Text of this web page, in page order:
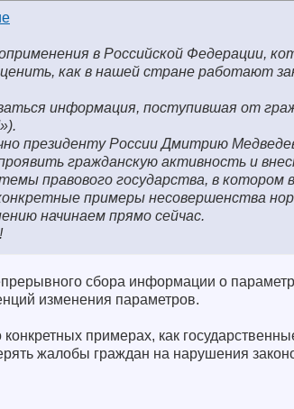
в Российской Федерации,
как в нашей стране работают
информация, поступившая от
президенту России Дмитрию
гражданскую активность и
правового государства, в котором
примеры несовершенства
начинаем прямо сейчас.
сбора информации о
изменения параметров.
примерах, как
жалобы граждан на нарушения